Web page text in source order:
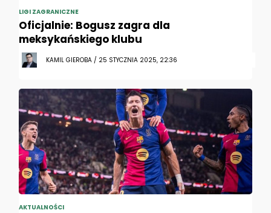
LIGI ZAGRANICZNE
Oficjalnie: Bogusz zagra dla
meksykańskiego klubu
KAMIL GIEROBA / 25 STYCZNIA 2025, 22:36
AKTUALNOŚCI